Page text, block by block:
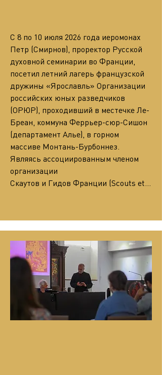
С 8 по 10 июля 2026 года иеромонах
Петр (Смирнов), проректор Русской
духовной семинарии во Франции,
посетил летний лагерь французской
дружины «Ярославль» Организации
российских юных разведчиков
(ОРЮР), проходивший в местечке Ле-
Бреан, коммуна Феррьер-сюр-Сишон
(департамент Алье), в горном
массиве Монтань-Бурбоннез.
Являясь ассоциированным членом
организации
Скаутов и Гидов Франции (Scouts et…